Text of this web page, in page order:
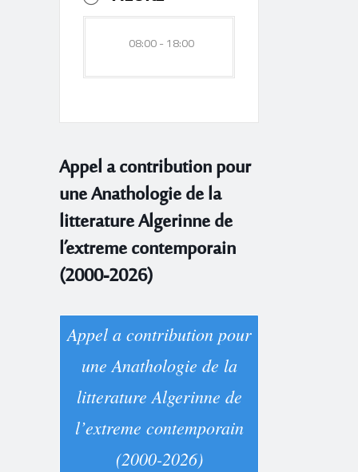
08:00 - 18:00
Appel a contribution pour
une Anathologie de la
litterature Algerinne de
l’extreme contemporain
(2000-2026)
Appel a contribution pour
une Anathologie de la
litterature Algerinne de
l’extreme contemporain
(2000-2026)